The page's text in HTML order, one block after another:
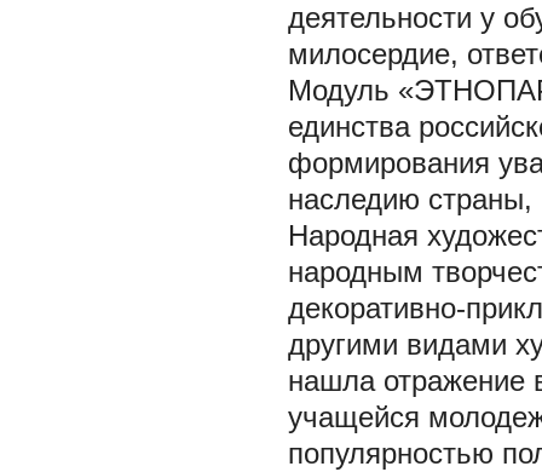
деятельности у
милосердие,
Модуль
единства
формирования
наследию страны,
Народная
народным
декоративно-
другими видами
нашла отражение
учащейся
популярностью